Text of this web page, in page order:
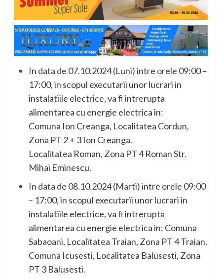
In data de 07.10.2024 (Luni) intre orele 09:00 –
17:00, in scopul executarii unor lucrari in
instalatiile electrice, va fi intrerupta
alimentarea cu energie electrica in:
Comuna Ion Creanga, Localitatea Cordun,
Zona PT 2 + 3 Ion Creanga.
Localitatea Roman, Zona PT 4 Roman Str.
Mihai Eminescu.
In data de 08.10.2024 (Marti) intre orele 09:00
– 17:00, in scopul executarii unor lucrari in
instalatiile electrice, va fi intrerupta
alimentarea cu energie electrica in: Comuna
Sabaoani, Localitatea Traian, Zona PT 4 Traian.
Comuna Icusesti, Localitatea Balusesti, Zona
PT 3 Balusesti.